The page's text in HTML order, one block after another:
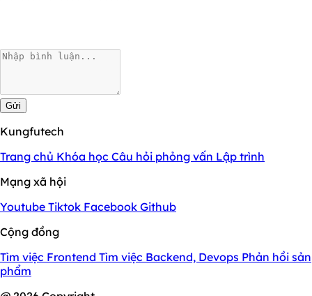
Gửi
Kungfutech
Trang chủ Khóa học Câu hỏi phỏng vấn Lập trình
Mạng xã hội
Youtube Tiktok Facebook Github
Cộng đồng
Tìm việc Frontend Tìm việc Backend, Devops Phản hồi sản
phẩm